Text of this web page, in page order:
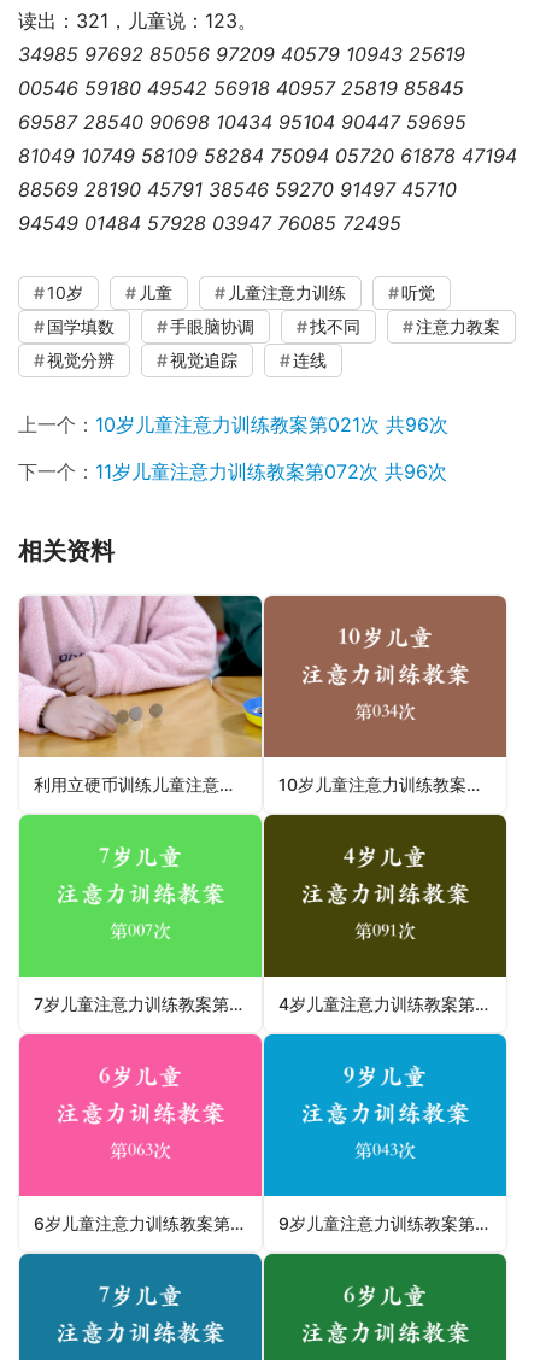
读出：321，儿童说：123。
34985 97692 85056 97209 40579 10943 25619
00546 59180 49542 56918 40957 25819 85845
69587 28540 90698 10434 95104 90447 59695
81049 10749 58109 58284 75094 05720 61878 47194
88569 28190 45791 38546 59270 91497 45710
94549 01484 57928 03947 76085 72495
10岁 儿童 儿童注意力训练
听觉
国学填数
手眼脑协调 找不同
注意力教案
视觉分辨
视觉追踪 连线
上一个： 10岁儿童注意力训练教案第021次 共96次
下一个： 11岁儿童注意力训练教案第072次 共96次
相关资料
利用立硬币训练儿童注意力手部精细动作能力 10岁儿童注意力训练教案第034次 共96次
7岁儿童注意力训练教案第007次 共96次 4岁儿童注意力训练教案第091次 共96次
6岁儿童注意力训练教案第063次 共96次 9岁儿童注意力训练教案第043次 共96次